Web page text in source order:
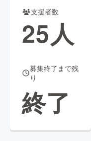
支援者数
25人
募集終了まで残
り
終了